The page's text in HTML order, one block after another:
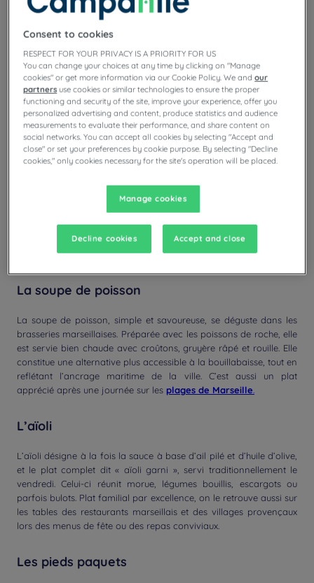
Plat emblématique de Marseille, la bouillabaisse rassemble
plusieurs variétés de poissons de roche cuits avec des herbes et
du safran, accompagnés de croûtons tartinés de rouille. Souvent
servie dans les meilleurs restaurants , elle reste une véritable
institution culinaire. Chaque établissement possède sa recette,
mais le principe reste celui d’une soupe de poissons généreuse,
conviviale et profondément liée aux traditions maritimes de la
ville.
La soupe au pistou
pâtes et haricots, parfumés par une sauce à base d’ail, de basilic
et d’huile d’olive. Ce plat convivial est servi chaud ou tiède, selon
la saison. Moins célèbre que la bouillabaisse, il reste pourtant
incontournable pour comprendre la richesse de la cuisine
provençale traditionnelle, dans laquelle le végétal tient une place
La soupe de poisson
La soupe de poisson, simple et savoureuse, se déguste dans les
brasseries marseillaises. Préparée avec les poissons de roche, elle
est servie bien chaude avec croûtons, gruyère râpé et rouille. Elle
constitue une alternative plus accessible à la bouillabaisse, tout en
reflétant l’ancrage maritime de la ville. C’est aussi un plat
apprécié après une journée sur les plages de Marseille
L’aïoli
L’aïoli désigne à la fois la sauce à base d’ail pilé et d’huile d’olive,
et le plat complet dit « aïoli garni », servi traditionnellement le
vendredi. Celui-ci réunit morue, légumes bouillis, escargots ou
parfois bulots. Plat familial par excellence, on le retrouve aussi sur
les tables des restaurants marseillais et des villages provençaux
lors des menus de fête ou des repas conviviaux.
Les pieds paquets
Consent to cookies
RESPECT FOR YOUR PRIVACY IS A PRIORITY FOR US
You can change your choices at any time by clicking on "Manage
cookies" or get more information via our Cookie Policy. We andour
partners use cookies or similar technologies to ensure the proper
functioning and security of the site, improve your experience, offer you
personalized advertising and content, produce statistics and audience
measurements to evaluate their performance, and share content on
social networks. You can accept all cookies by selecting "Accept and
close" or set your preferences by cookie purpose. By selecting "Decline
cookies," only cookies necessary for the site's operation will be placed.
Manage cookies
Decline cookies Accept and close